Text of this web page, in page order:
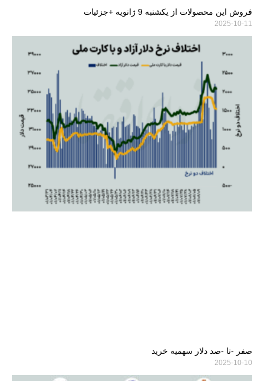
فروش این محصولات از یکشنبه 9 ژانویه +جزئیات
2025-10-11
صفر -تا -صد دلار سهمیه خرید
2025-10-10